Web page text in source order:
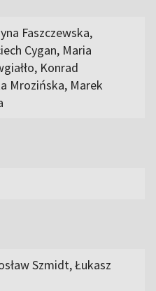
Faszczewska,
Cygan, Maria
Konrad
Mrozińska, Marek
Szmidt, Łukasz